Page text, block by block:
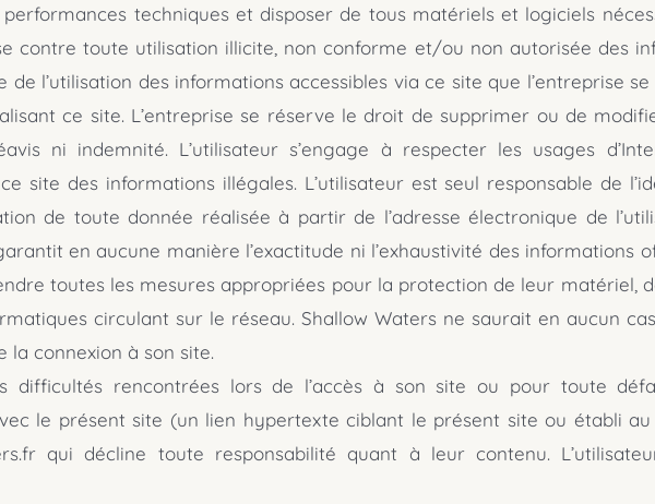
techniques et disposer de tous matériels et logiciels
contre toute utilisation illicite, non conforme et/ou non autorisée des
de l’utilisation des informations accessibles via ce site que l’entreprise
ce site. L’entreprise se réserve le droit de supprimer ou de
ni indemnité. L’utilisateur s’engage à respecter les usages
des informations illégales. L’utilisateur est seul responsable de
de toute donnée réalisée à partir de l’adresse électronique de
en aucune manière l’exactitude ni l’exhaustivité des informations
toutes les mesures appropriées pour la protection de leur matériel,
circulant sur le réseau. Shallow Waters ne saurait en aucun
la connexion à son site.
difficultés rencontrées lors de l’accès à son site ou pour toute
le présent site (un lien hypertexte ciblant le présent site ou établi
qui décline toute responsabilité quant à leur contenu.